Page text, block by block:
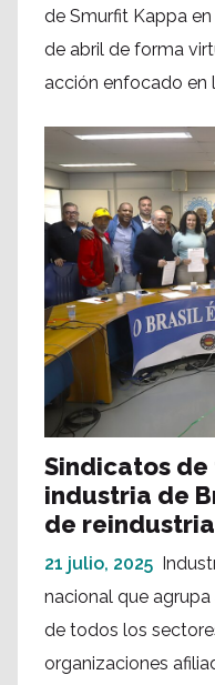
de Smurfit Kappa
de abril de forma
acción enfocado en
Sindicatos
industria de
de
21 julio, 2025
nacional que
de todos los
organizaciones